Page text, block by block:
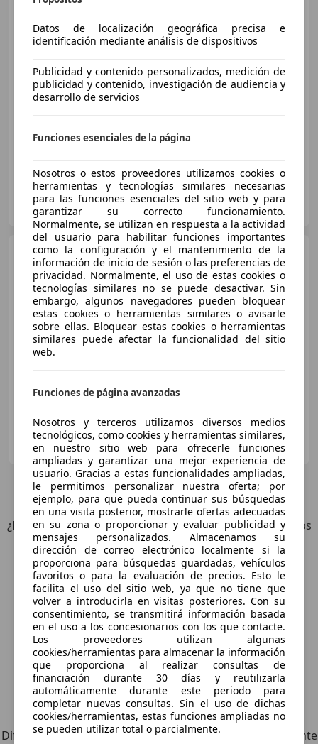
Sin comparación
ICONIC MOTOR GALLERY
ES-08173 SANT CUGAT DEL VALLÈS
Lamborghini Urus SE
€ 320.000
Sincomparación
LEVORE COLLECTION
ES-30009 MURCIA
9Ofertaspara Lamborghini Urus
¿Desea ser informado automáticamente sobre vehículos
nuevos para su búsqueda?
Guardar búsqueda
Explora vehículos similares
Diferente de tus criterios de búsqueda, pero posiblemente
Datos de localización geográfica precisa e
identificación mediante análisis de dispositivos
Publicidad y contenido personalizados, medición de
publicidad y contenido, investigación de audiencia y
desarrollo de servicios
Funciones esenciales de la página
Nosotros o estos proveedores utilizamos cookies o
herramientas y tecnologías similares necesarias
para las funciones esenciales del sitio web y para
garantizar su correcto funcionamiento.
Normalmente, se utilizan en respuesta a la actividad
del usuario para habilitar funciones importantes
como la configuración y el mantenimiento de la
información de inicio de sesión o las preferencias de
privacidad. Normalmente, el uso de estas cookies o
tecnologías similares no se puede desactivar. Sin
embargo, algunos navegadores pueden bloquear
estas cookies o herramientas similares o avisarle
sobre ellas. Bloquear estas cookies o herramientas
similares puede afectar la funcionalidad del sitio
web.
Funciones de página avanzadas
Nosotros y terceros utilizamos diversos medios
tecnológicos, como cookies y herramientas similares,
en nuestro sitio web para ofrecerle funciones
ampliadas y garantizar una mejor experiencia de
usuario. Gracias a estas funcionalidades ampliadas,
le permitimos personalizar nuestra oferta; por
ejemplo, para que pueda continuar sus búsquedas
en una visita posterior, mostrarle ofertas adecuadas
en su zona o proporcionar y evaluar publicidad y
mensajes personalizados. Almacenamos su
dirección de correo electrónico localmente si la
proporciona para búsquedas guardadas, vehículos
favoritos o para la evaluación de precios. Esto le
facilita el uso del sitio web, ya que no tiene que
volver a introducirla en visitas posteriores. Con su
consentimiento, se transmitirá información basada
en el uso a los concesionarios con los que contacte.
Los proveedores utilizan algunas
cookies/herramientas para almacenar la información
que proporciona al realizar consultas de
financiación durante 30 días y reutilizarla
automáticamente durante este periodo para
completar nuevas consultas. Sin el uso de dichas
cookies/herramientas, estas funciones ampliadas no
se pueden utilizar total o parcialmente.